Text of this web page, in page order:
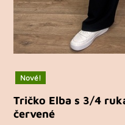
Nové!
Tričko Elba s 3/4
červené